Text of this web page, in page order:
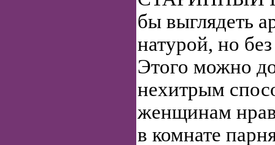
бы выглядеть
натурой, но
Этого можно
нехитрым
женщинам
в комнате